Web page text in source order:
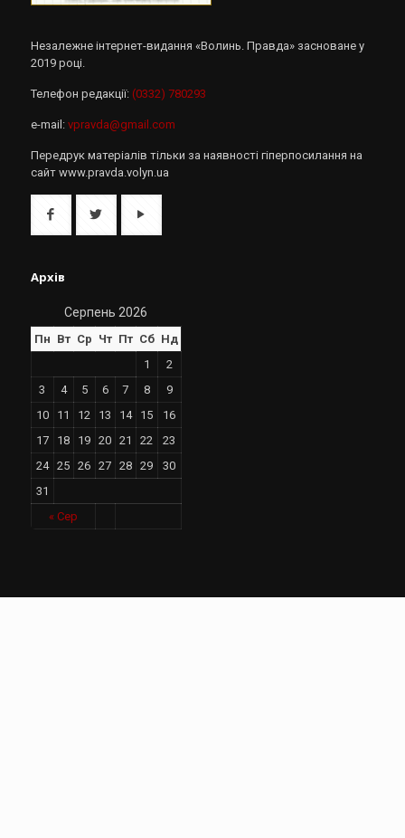
Незалежне інтернет-видання «Волинь. Правда» засноване у
2019 році.
Телефон редакції: (0332) 780293
e-mail: vpravda@gmail.com
Передрук матеріалів тільки за наявності гіперпосилання на
сайт www.pravda.volyn.ua
Архів
Серпень 2026
Пн Вт Ср Чт Пт Сб Нд
« Сер
1
2
3
4 5 6 7 8
9
10
11 12 13 14 15
16
17
18 19 20 21 22
23
24
25 26 27 28 29
30
31